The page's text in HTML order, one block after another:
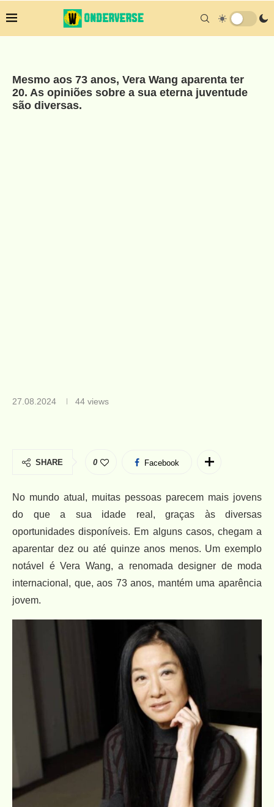
Mesmo aos 73 anos, Vera Wang aparenta ter
20. As opiniões sobre a sua eterna juventude
são diversas.
27.08.2024 44 views
SHARE 0 Facebook
No mundo atual, muitas pessoas parecem mais jovens
do que a sua idade real, graças às diversas
oportunidades disponíveis. Em alguns casos, chegam a
aparentar dez ou até quinze anos menos. Um exemplo
notável é Vera Wang, a renomada designer de moda
internacional, que, aos 73 anos, mantém uma aparência
jovem.